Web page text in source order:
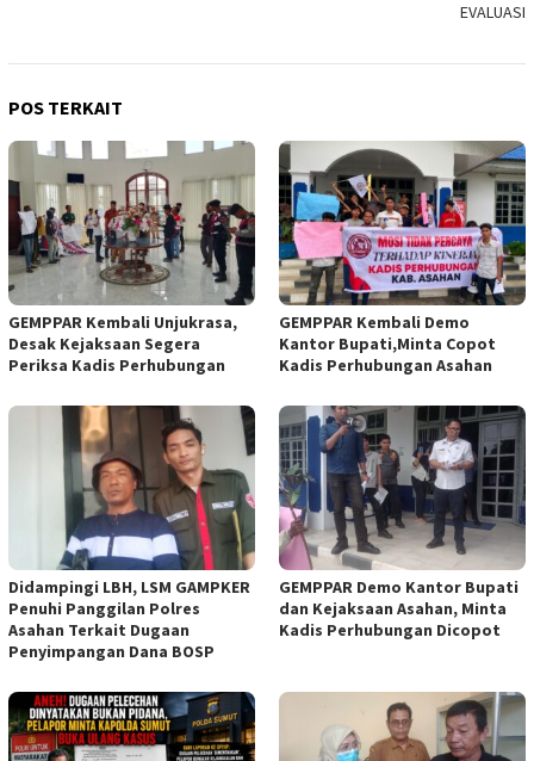
EVALUASI
POS TERKAIT
GEMPPAR Kembali Unjukrasa,
Desak Kejaksaan Segera
Periksa Kadis Perhubungan
GEMPPAR Kembali Demo
Kantor Bupati,Minta Copot
Kadis Perhubungan Asahan
Didampingi LBH, LSM GAMPKER
Penuhi Panggilan Polres
Asahan Terkait Dugaan
Penyimpangan Dana BOSP
GEMPPAR Demo Kantor Bupati
dan Kejaksaan Asahan, Minta
Kadis Perhubungan Dicopot